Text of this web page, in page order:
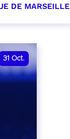
DE MARSEILLE
31 Oct.